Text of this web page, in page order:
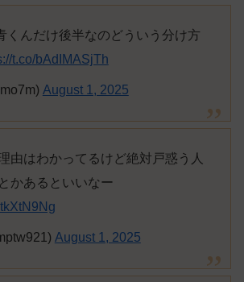
くんだけ後半なのどういう分け方
t.co/bAdIMASjTh
August 1, 2025
由はわかってるけど絶対戸惑う人
かあるといいなー
August 1, 2025